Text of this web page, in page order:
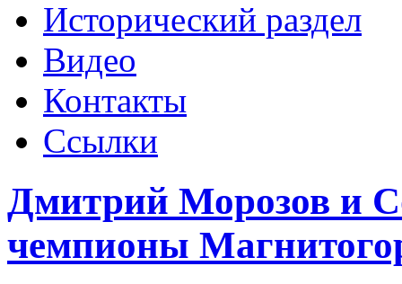
Исторический раздел
Видео
Контакты
Ссылки
Дмитрий Морозов и
чемпионы